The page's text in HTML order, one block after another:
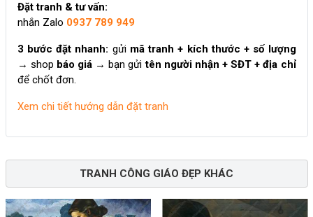
Đặt tranh & tư vấn:
nhắn Zalo 0937 789 949
3 bước đặt nhanh: gửi mã tranh + kích thước + số lượng
→ shop báo giá→ bạn gửitên người nhận + SĐT + địa chỉ
để chốt đơn.
Xem chi tiết hướng dẫn đặt tranh
TRANH CÔNG GIÁO ĐẸP KHÁC